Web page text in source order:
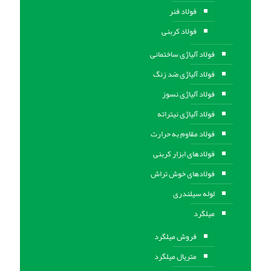
فولاد فنر
فولاد کربنی
فولاد آلیاژی ساختمانی
فولاد آلیاژی ضد زنگ
فولاد آلیاژی نسوز
فولاد آلیاژی نیتراته
فولاد مقاوم به حرارت
فولادهای ابزار کربنی
فولادهای خوش تراش
لوله سیلندری
میلگرد
فروش میلگرد
متریال میلگرد